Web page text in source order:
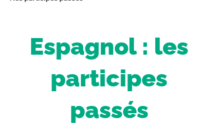
Espagnol : les
participes
passés